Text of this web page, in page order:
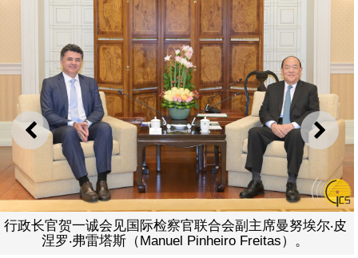
上一则 下一
副主席曼努埃尔‧皮
Freitas）。
行政长官贺一诚与国际检察官联合
罗‧弗雷塔斯（Manuel Pinheiro